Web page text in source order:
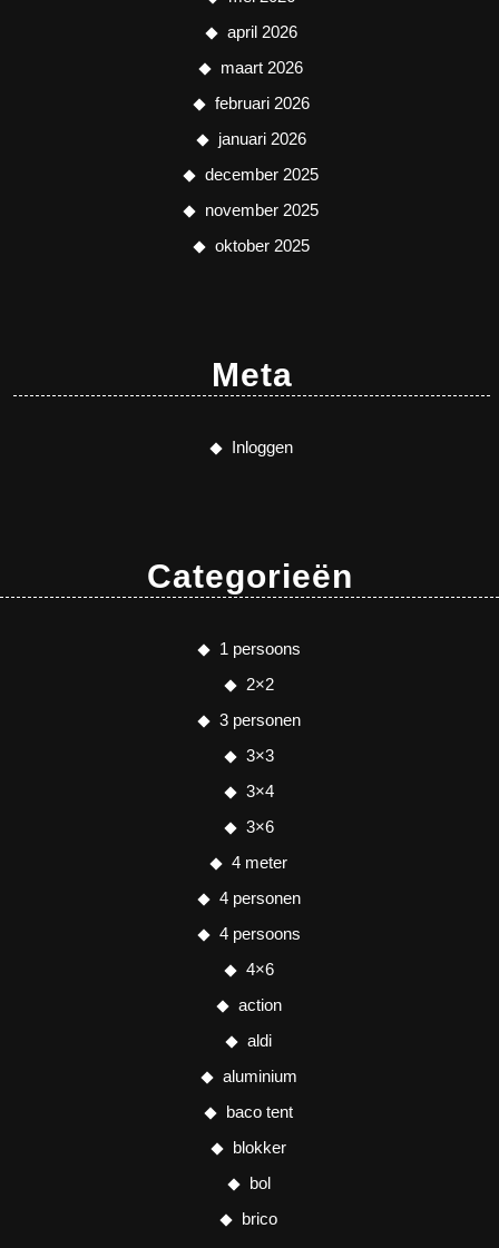
april 2026
maart 2026
februari 2026
januari 2026
december 2025
november 2025
oktober 2025
Meta
Inloggen
Categorieën
1 persoons
2×2
3 personen
3×3
3×4
3×6
4 meter
4 personen
4 persoons
4×6
action
aldi
aluminium
baco tent
blokker
bol
brico